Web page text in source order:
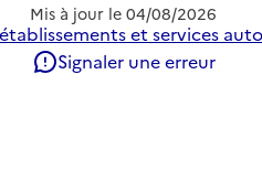
Mis à jour le 04/08/2026
et services
Signaler une erreur